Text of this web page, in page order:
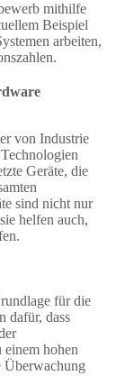
mithilfe
Beispiel
arbeiten,
von Industrie
Geräte, die
sind nicht nur
helfen auch,
für die
dafür, dass
hohen
Überwachung